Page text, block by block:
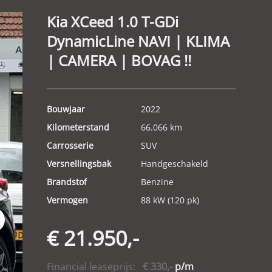
Kia XCeed 1.0 T-GDi
DynamicLine NAVI | KLIMA
| CAMERA | BOVAG !!
Bouwjaar
2022
Kilometerstand
66.066 km
Carrosserie
SUV
Versnellingsbak
Handgeschakeld
Brandstof
Benzine
Vermogen
88 kW (120 pk)
€ 21.950,-
Financial leaseprijs: € 330,- p/m